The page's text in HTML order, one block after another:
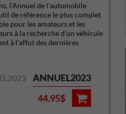
l'Annuel de l'automobile
de référence le plus complet
pour les amateurs et les
à la recherche d'un véhicule
à l'affut des dernières
ANNUEL2023
44.95$